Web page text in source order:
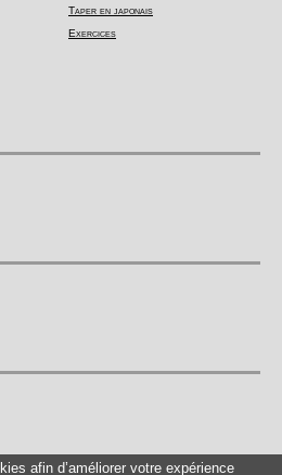
afin d’améliorer votre expérience
Taper en japonais
Exercices